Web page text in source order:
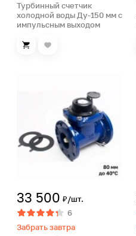
Турбинный счетчик
холодной воды Ду-150 мм с
импульсным выходом
33 500 ₽/шт.
6
Забрать завтра